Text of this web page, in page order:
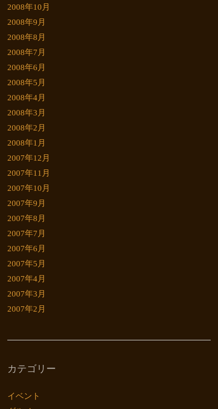
2008年10月
2008年9月
2008年8月
2008年7月
2008年6月
2008年5月
2008年4月
2008年3月
2008年2月
2008年1月
2007年12月
2007年11月
2007年10月
2007年9月
2007年8月
2007年7月
2007年6月
2007年5月
2007年4月
2007年3月
2007年2月
カテゴリー
イベント